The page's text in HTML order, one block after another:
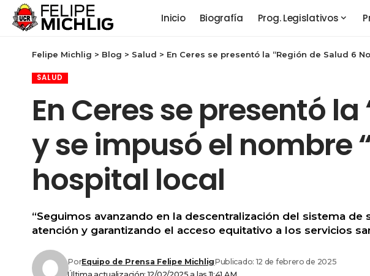
Inicio Biografía Prog. Legislativos
Felipe Michlig > Blog > Salud > En Ceres se presentó la “Región de Salud 6
SALUD
En Ceres se presentó
y se impusó el nombre
hospital local
“Seguimos avanzando en la descentralización del sistema
atención y garantizando el acceso equitativo a los servicios
PorEquipo de Prensa Felipe MichligPublicado: 12 de febrero de 2025